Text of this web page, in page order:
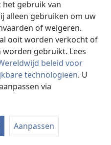
gebruik van
alleen gebruiken om uw
of weigeren.
ooit worden verkocht of
gebruikt. Lees
beleid voor
technologieën. U
via
Aanpassen
and Tract Society of Pennsylvania.